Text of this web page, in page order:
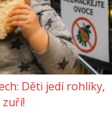
Děti jedí rohlíky,